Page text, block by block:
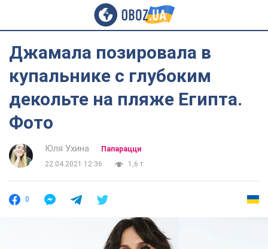
Джамала позировала в
купальнике с глубоким
декольте на пляже Египта.
Фото
Юля Ухина
Папарацци
22.04.2021 12:36
1,6 т.
0